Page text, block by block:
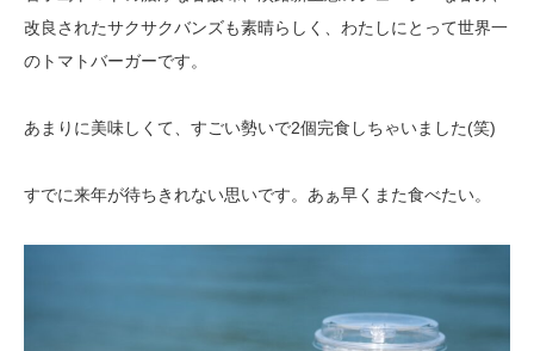
改良されたサクサクバンズも素晴らしく、わたしにとって世界一
のトマトバーガーです。
あまりに美味しくて、すごい勢いで2個完食しちゃいました(笑)
すでに来年が待ちきれない思いです。あぁ早くまた食べたい。